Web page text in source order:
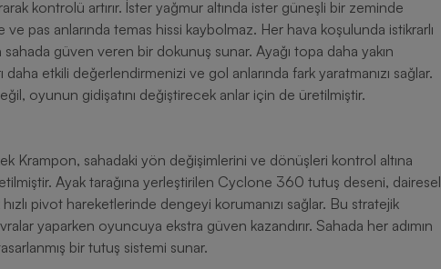
kontrolü artırır. İster yağmur altında ister güneşli bir zeminde
pas anlarında temas hissi kaybolmaz. Her hava koşulunda istikrarlı
güven veren bir dokunuş sunar. Ayağı topa daha yakın
etkili değerlendirmenizi ve gol anlarında fark yaratmanızı sağlar.
oyunun gidişatını değiştirecek anlar için de üretilmiştir.
Krampon, sahadaki yön değişimlerini ve dönüşleri kontrol altına
Ayak tarağına yerleştirilen Cyclone 360 tutuş deseni, dairesel
pivot hareketlerinde dengeyi korumanızı sağlar. Bu stratejik
yaparken oyuncuya ekstra güven kazandırır. Sahada her adımın
bir tutuş sistemi sunar.